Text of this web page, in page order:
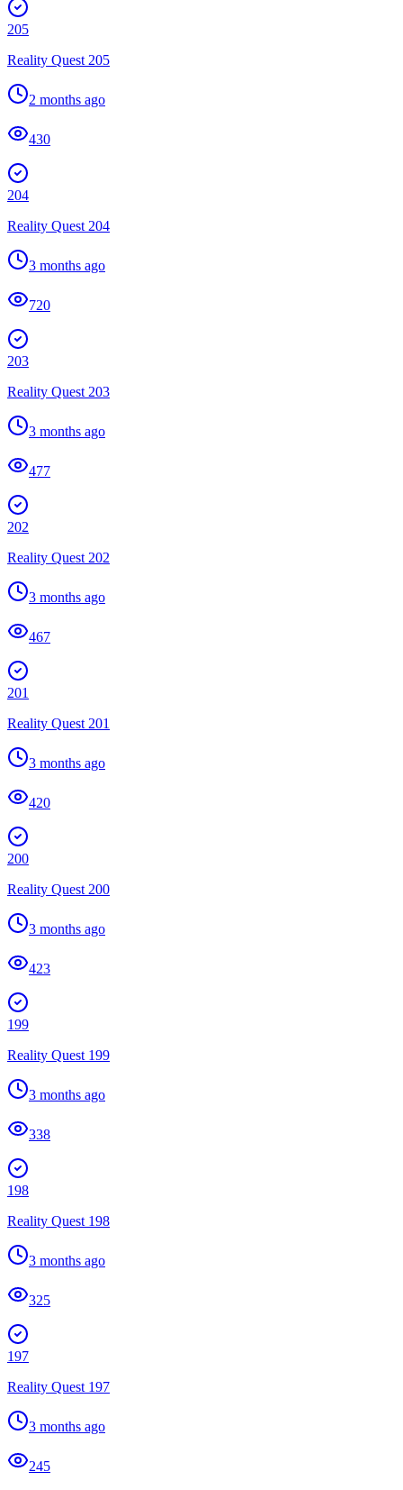
205
Reality Quest 205
2 months ago
430
204
Reality Quest 204
3 months ago
720
203
Reality Quest 203
3 months ago
477
202
Reality Quest 202
3 months ago
467
201
Reality Quest 201
3 months ago
420
200
Reality Quest 200
3 months ago
423
199
Reality Quest 199
3 months ago
338
198
Reality Quest 198
3 months ago
325
197
Reality Quest 197
3 months ago
245